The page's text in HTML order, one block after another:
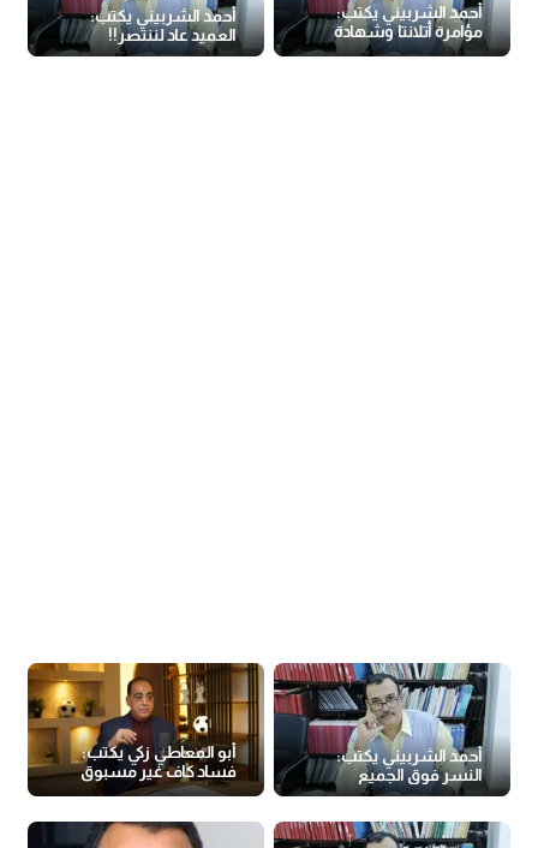
أحمد الشربيني يكتب:
مؤامرة أتلانتا وشهادة
تحكيمية تنصف منتخبنا
أحمد الشربيني يكتب:
العميد عاد لننتصر!!
أحمد الشربيني يكتب:
النسر فوق الجميع
أبو المعاطي زكي يكتب:
فساد كاف غير مسبوق
عالميًا